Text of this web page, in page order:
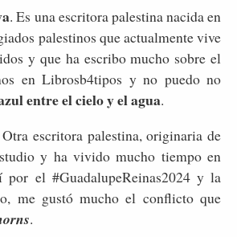
. Es una escritora palestina nacida en
palestinos que actualmente vive
y que ha escribo mucho sobre el
en Librosb4tipos y no puedo no
entre el cielo y el agua.
escritora palestina, originaria de
y ha vivido mucho tiempo en
el #GuadalupeReinas2024 y la
me gustó mucho el conflicto que
.